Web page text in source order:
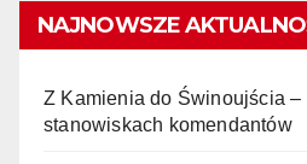
NAJNOWSZE
Z Kamienia do Świnoujścia
stanowiskach komendantów